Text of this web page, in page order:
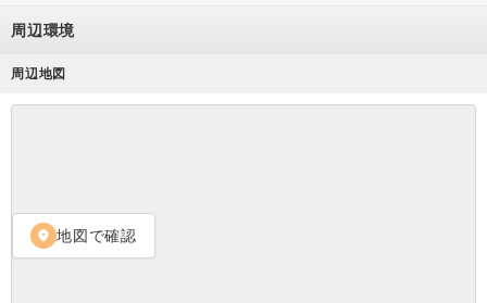
周辺環境
周辺地図
location_on 地図で確認